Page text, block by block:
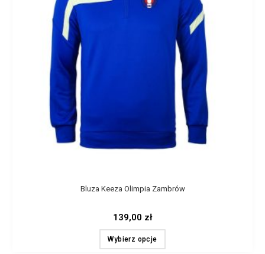
Bluza Keeza Olimpia Zambrów
139,00 zł
Wybierz opcje